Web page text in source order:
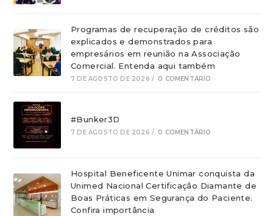
Programas de recuperação de créditos são
explicados e demonstrados para
empresários em reunião na Associação
Comercial. Entenda aqui também
7 DE AGOSTO DE 2026 / 0 COMENTÁRIO
#Bunker3D
7 DE AGOSTO DE 2026 / 0 COMENTÁRIO
Hospital Beneficente Unimar conquista da
Unimed Nacional Certificação Diamante de
Boas Práticas em Segurança do Paciente.
Confira importância